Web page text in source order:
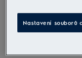
Péče o
Čistý vzduch
Nastavení souborů